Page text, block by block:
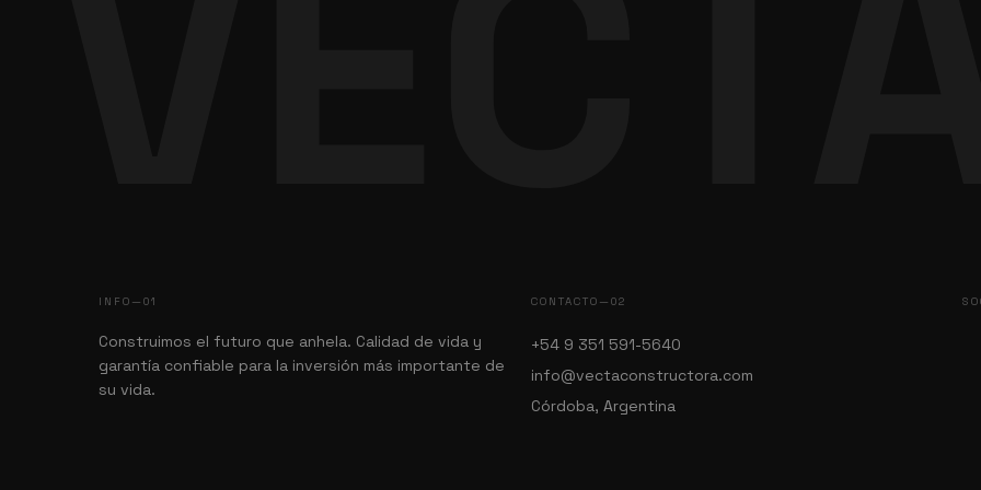
INFO—01
Construimos el futuro que anhela. Calidad de vida y
garantía confiable para la inversión más importante de
su vida.
CONTACTO—02
+54 9 351 591-5640
info@vectaconstructora.com
Córdoba, Argentina